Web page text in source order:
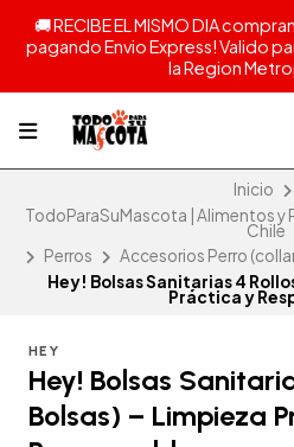
🚚 RECIBE EL MISMO DIA
pagando Envio Express! Valido
la Region
Inicio
TodoParaSuMascota | Alimentos y
Chile
Perros
Accesorios Perro
Hey! Bolsas Sanitarias 4
Práctica y
HEY
Hey! Bolsas
Bolsas) – Limpieza